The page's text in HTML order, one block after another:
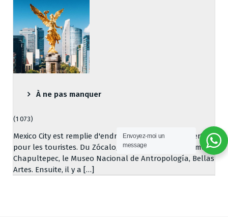
À ne pas manquer
(1 073)
Mexico City est remplie d'endroits "à ne pas manquer"
pour les touristes. Du Zócalo, en passant par Reforma,
Chapultepec, le Museo Nacional de Antropología, Bellas
Artes. Ensuite, il y a […]
Envoyez-moi un
message